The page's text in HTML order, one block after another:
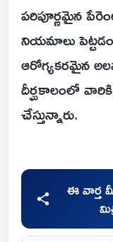
పరిపూర్ణమైన
నియమాలు పెట్టడం
ఆరోగ్యకరమైన
దీర్ఘకాలంలో వారికి
చేస్తున్నారు.
ఈ వార్త